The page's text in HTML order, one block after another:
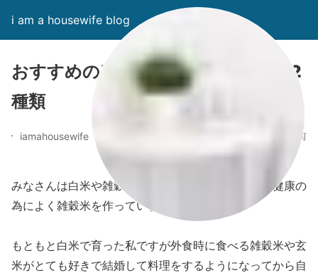
i am a housewife blog
おすすめの美味しい雑穀米の作り方2
種類
iamahousewife 7年前
みなさんは白米や雑穀米が好きですか？我が家では健康の
為によく雑穀米を作っています。
もともと白米で育った私ですが外食時に食べる雑穀米や玄
米がとても好きで結婚して料理をするようになってから自